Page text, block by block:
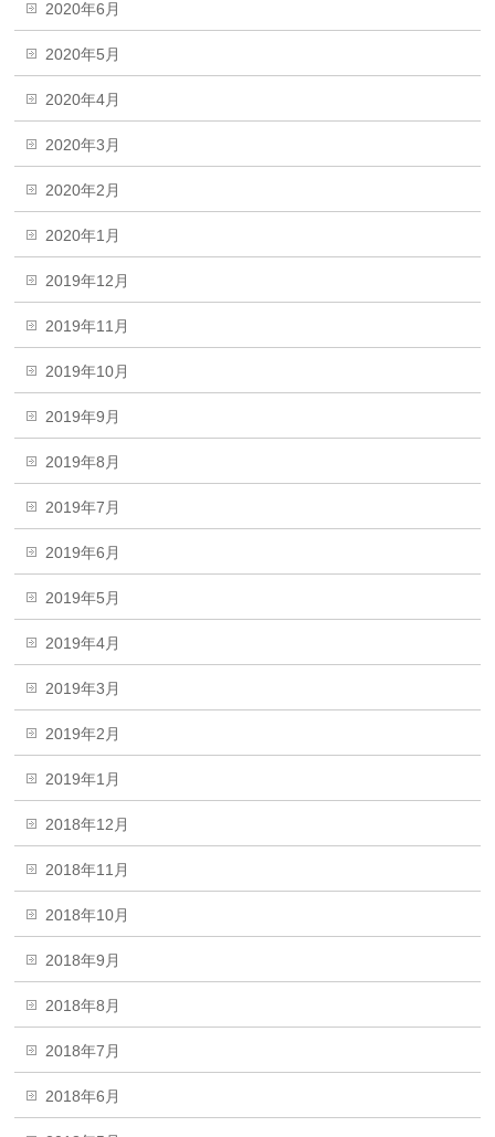
2020年6月
2020年5月
2020年4月
2020年3月
2020年2月
2020年1月
2019年12月
2019年11月
2019年10月
2019年9月
2019年8月
2019年7月
2019年6月
2019年5月
2019年4月
2019年3月
2019年2月
2019年1月
2018年12月
2018年11月
2018年10月
2018年9月
2018年8月
2018年7月
2018年6月